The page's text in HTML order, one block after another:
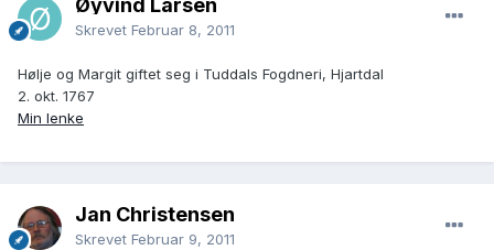
Øyvind Larsen
Skrevet Februar 8, 2011
Hølje og Margit giftet seg i Tuddals Fogdneri, Hjartdal
2. okt. 1767
Min lenke
Jan Christensen
Skrevet Februar 9, 2011